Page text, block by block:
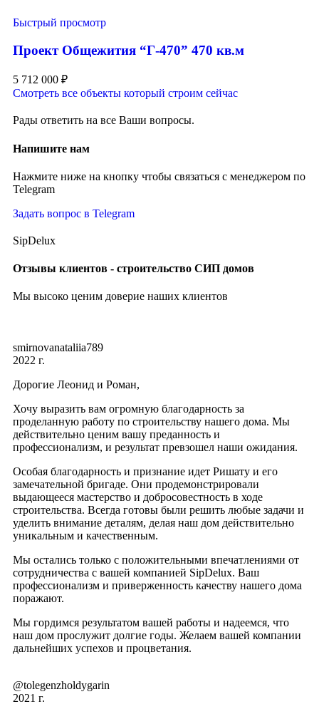
Быстрый просмотр
Проект Общежития “Г-470” 470 кв.м
5 712 000 ₽
Смотреть все объекты который строим сейчас
Рады ответить на все Ваши вопросы.
Напишите нам
Нажмите ниже на кнопку чтобы связаться с менеджером по
Telegram
Задать вопрос в Telegram
SipDelux
Отзывы клиентов - строительство СИП домов
Мы высоко ценим доверие наших клиентов
smirnovanataliia789
2022 г.
Дорогие Леонид и Роман,
Хочу выразить вам огромную благодарность за
проделанную работу по строительству нашего дома. Мы
действительно ценим вашу преданность и
профессионализм, и результат превзошел наши ожидания.
Особая благодарность и признание идет Ришату и его
замечательной бригаде. Они продемонстрировали
выдающееся мастерство и добросовестность в ходе
строительства. Всегда готовы были решить любые задачи и
уделить внимание деталям, делая наш дом действительно
уникальным и качественным.
Мы остались только с положительными впечатлениями от
сотрудничества с вашей компанией SipDelux. Ваш
профессионализм и приверженность качеству нашего дома
поражают.
Мы гордимся результатом вашей работы и надеемся, что
наш дом прослужит долгие годы. Желаем вашей компании
дальнейших успехов и процветания.
@tolegenzholdygarin
2021 г.